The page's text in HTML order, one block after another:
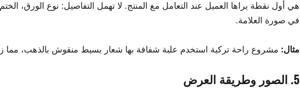
هي أول نقطة يراها العميل عند التعامل مع المنتج. لا تهمل التفاصيل: نوع الورق،
في صورة العلامة.
مثال: مشروع راحة تركية استخدم علبة شفافة بها شعار بسيط منقوش بالذهب، مما
5. الصور وطريقة العرض